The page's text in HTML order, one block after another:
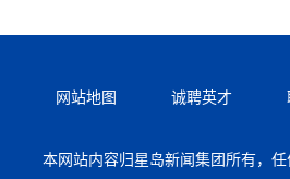
网站地图 诚聘英才
本网站内容归星岛新闻集团所有，